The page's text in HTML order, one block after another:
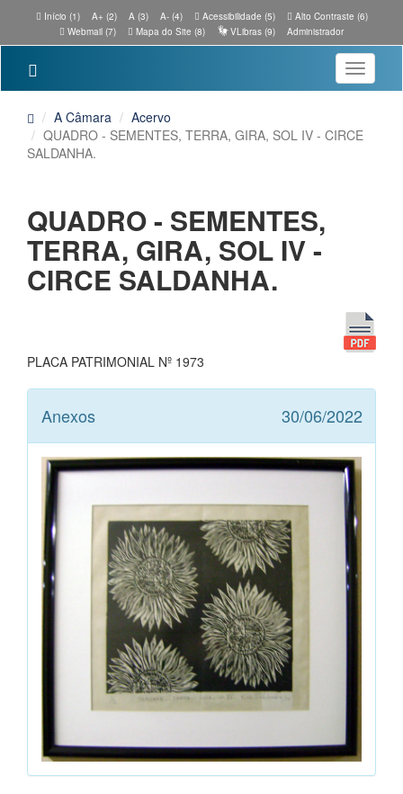
Início (1) A+ (2) A (3) A- (4) Acessibilidade (5)
Alto Contraste (6)
Webmail (7)
Mapa do Site (8) VLibras (9) Administrador
Toggle
A Câmara
Acervo
QUADRO - SEMENTES, TERRA, GIRA, SOL IV - CIRCE
SALDANHA.
QUADRO - SEMENTES,
TERRA, GIRA, SOL IV -
CIRCE SALDANHA.
PLACA PATRIMONIAL Nº 1973
Anexos 30/06/2022